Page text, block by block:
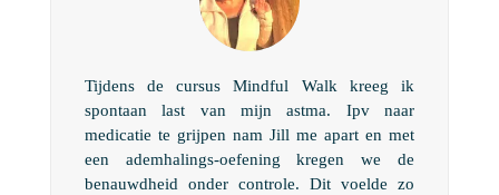
Tijdens de cursus Mindful Walk kreeg ik
spontaan last van mijn astma. Ipv naar
medicatie te grijpen nam Jill me apart en met
een ademhalings-oefening kregen we de
benauwdheid onder controle. Dit voelde zo